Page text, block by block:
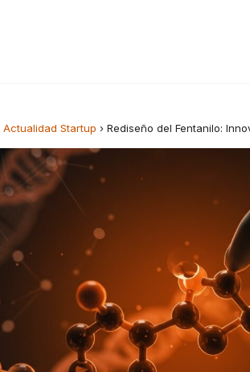
Actualidad Startup › Rediseño del Fentanilo: